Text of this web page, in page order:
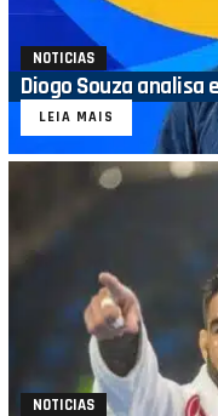
NOTICIAS
Diogo Souza
LEIA MAIS
NOTICIAS